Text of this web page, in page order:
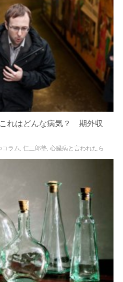
れはどんな病気？ 期外収
コラム,仁三郎塾,心臓病と言われたら